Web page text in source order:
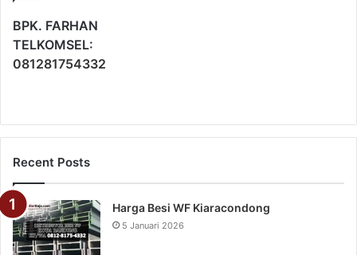
BPK. FARHAN
TELKOMSEL:
081281754332
Recent Posts
Harga Besi WF Kiaracondong
5 Januari 2026